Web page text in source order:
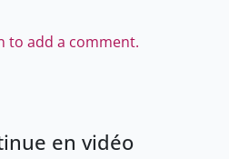
to add a comment.
en vidéo